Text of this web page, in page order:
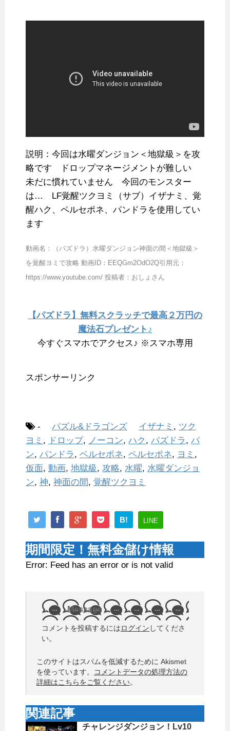
説明：今回は水曜ダンジョン＜地獄級＞を攻
略です ドロップマネージメントが難しい
未だに慣れていません 今回のモンスター
は… LF覚醒ツクヨミ（サブ）イザナミ、覚
醒ハク、ペルセポネ、パンドラを使用してい
ます
動画名：（パズドラ）水曜ダンジョン神面の間＜地獄級＞
を覚醒ヨミで攻略 動画ID：EEQGm2OdO2Q引用元：
https://www.youtube.com/ 投稿者：おしょさん
【パズドラ】無料スクラッチで最高２万円の
魔法石プレゼント♪
今すぐスマホでアクセス♪ ※スマホ専用
スポンサーリンク
- パズル&ドラゴンズ イザナミ , ツク
ヨミ , ドロップ, ノーコン, ハク , パズドラ , パ
ン, パンドラ , ベルセポネ, ペルセポネ, ヨミ ,
仮面, 動画, 地獄級, 攻略, 水曜, 水曜ダンジョ
ン, 神, 神面の間, 覚醒ツクヨミ
B! LINE
期間限定！無料金儲け情報
Error: Feed has an error or is not valid
Message
コメントを投稿するにはログイン してくださ
い。
このサイトはスパムを低減するために Akismet
を使っています。
コメントデータの処理方法の
詳細はこちらをご覧ください。
関連記事
チャレンジダンジョン！Lv10